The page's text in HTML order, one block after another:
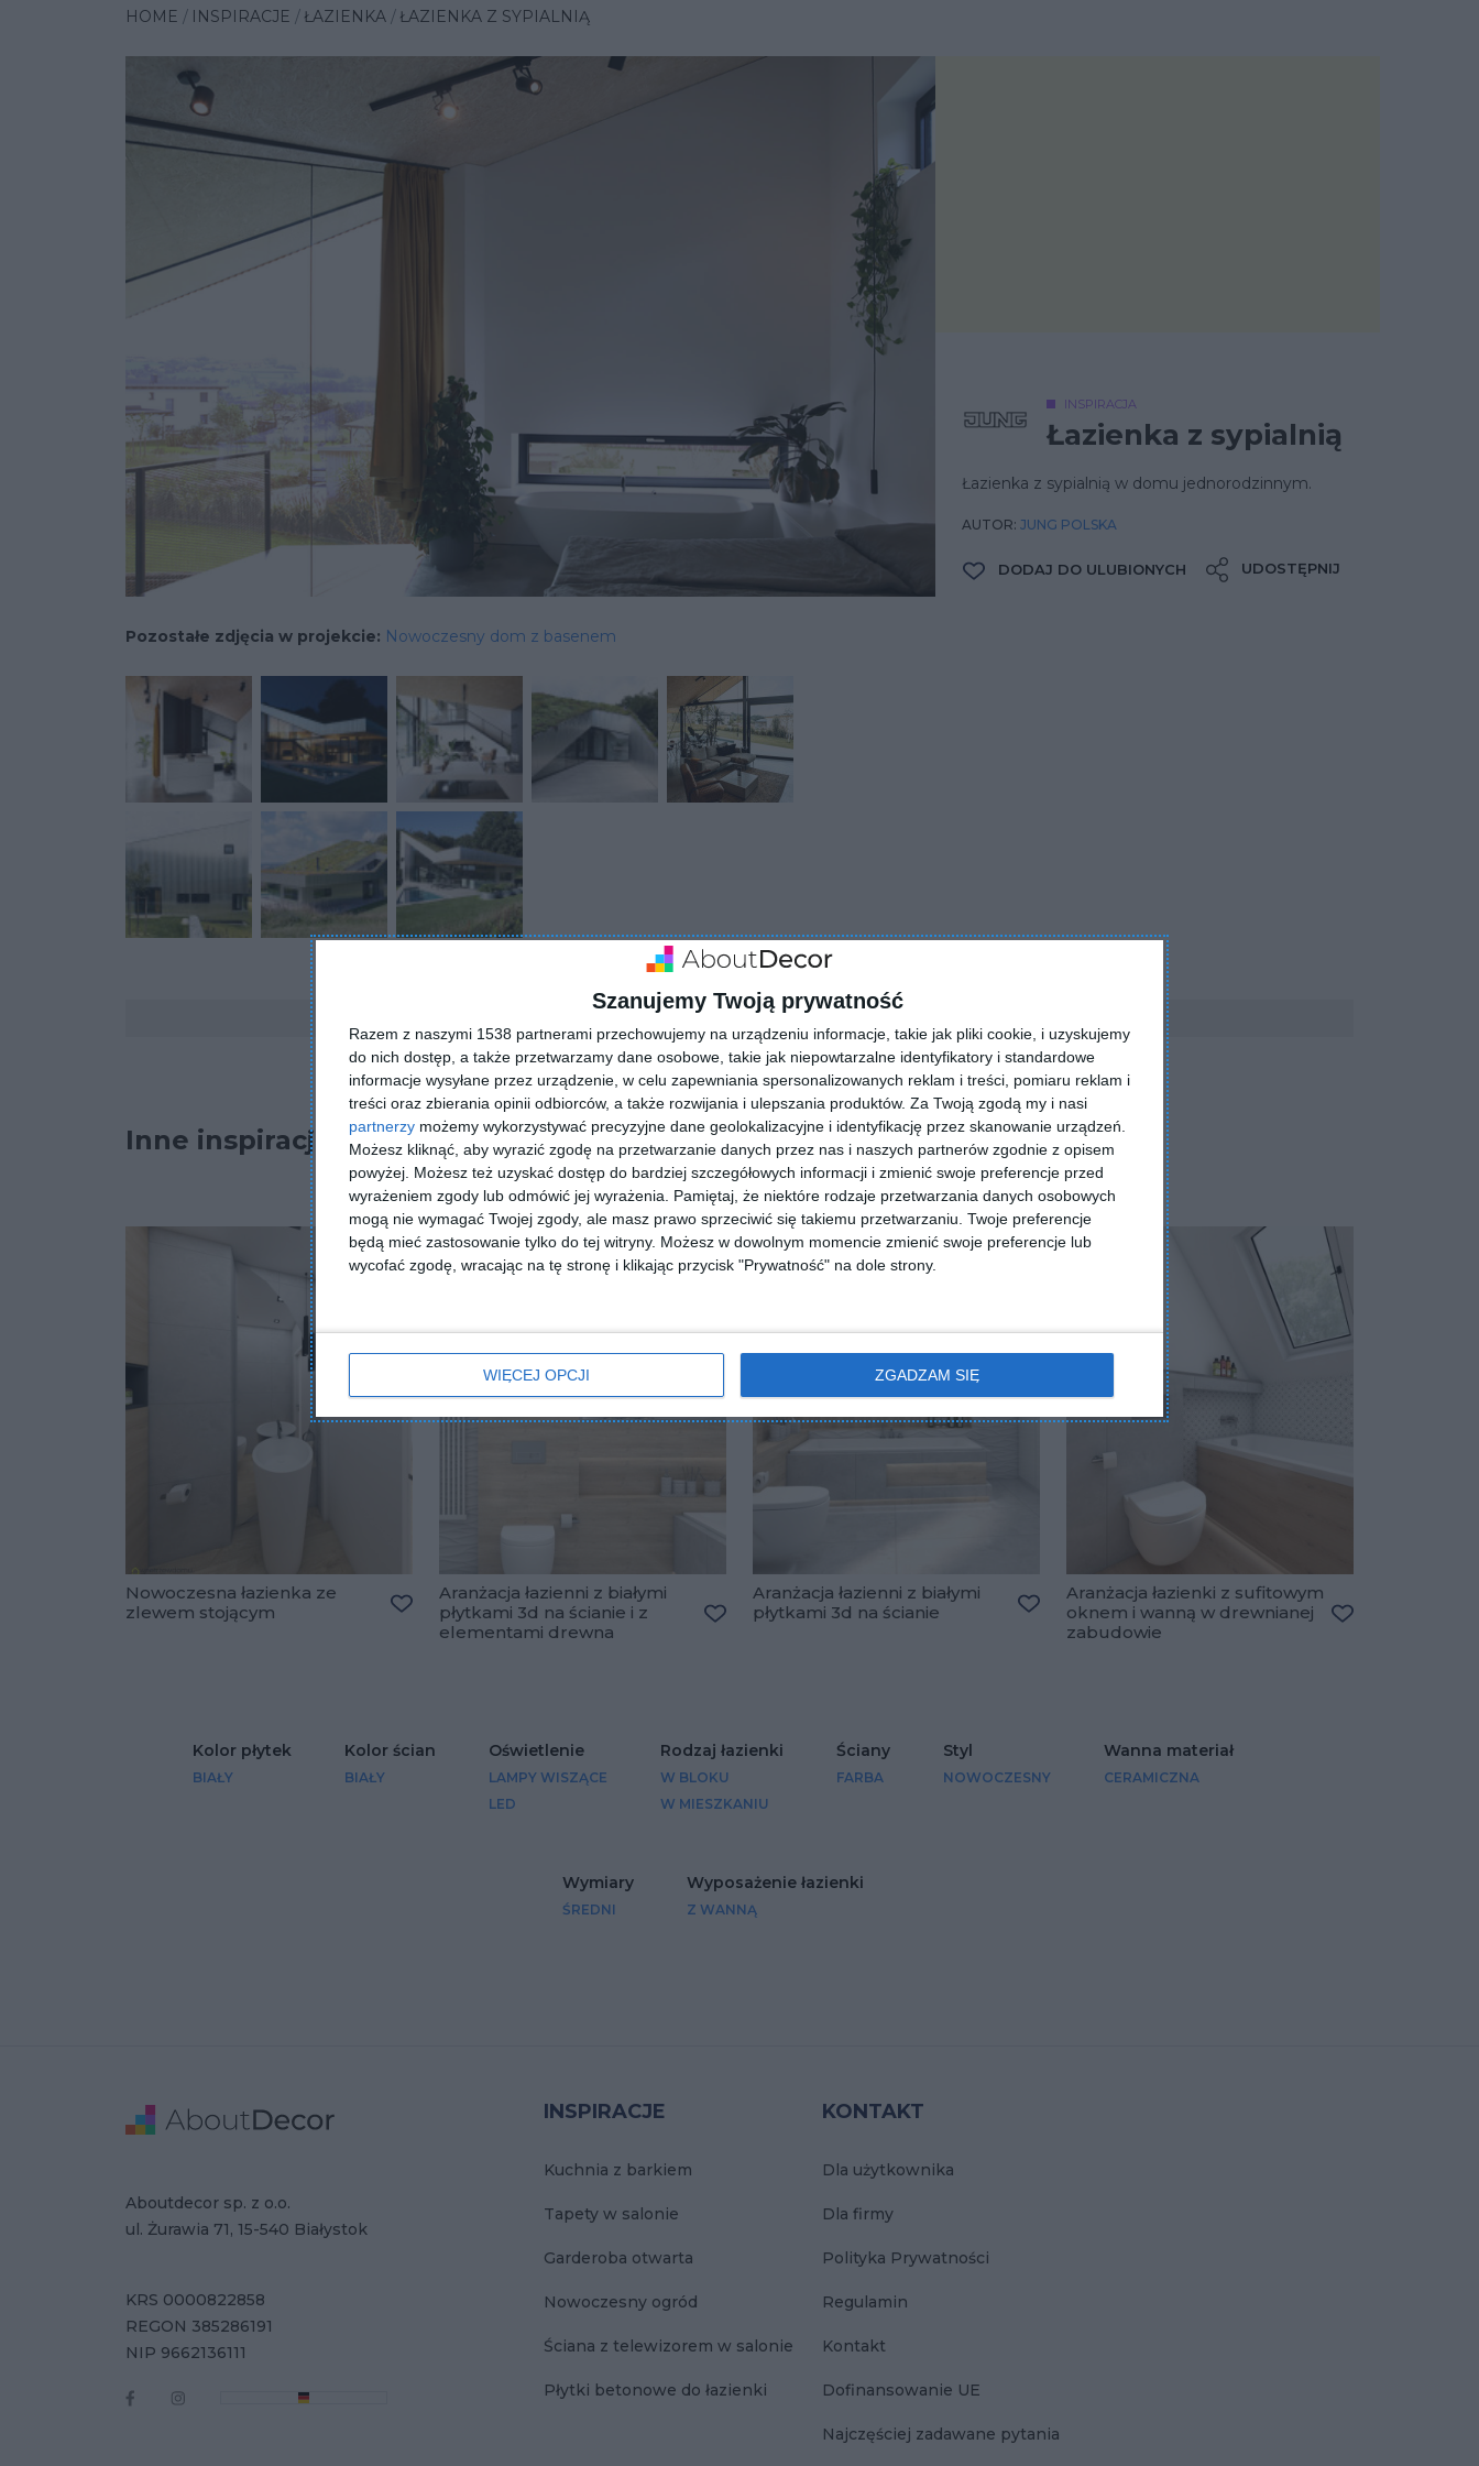
Szanujemy Twoją prywatność
Razem z naszymi 1538 partnerami przechowujemy na urządzeniu informacje, takie jak pliki cookie, i uzyskujemy
do nich dostęp, a także przetwarzamy dane osobowe, takie jak niepowtarzalne identyfikatory i standardowe
informacje wysyłane przez urządzenie, w celu zapewniania spersonalizowanych reklam i treści, pomiaru reklam i
treści oraz zbierania opinii odbiorców, a także rozwijania i ulepszania produktów. Za Twoją zgodą my i nasi
partnerzy możemy wykorzystywać precyzyjne dane geolokalizacyjne i identyfikację przez skanowanie urządzeń.
Możesz kliknąć, aby wyrazić zgodę na przetwarzanie danych przez nas i naszych partnerów zgodnie z opisem
powyżej. Możesz też uzyskać dostęp do bardziej szczegółowych informacji i zmienić swoje preferencje przed
wyrażeniem zgody lub odmówić jej wyrażenia.
Pamiętaj, że niektóre rodzaje przetwarzania danych osobowych
mogą nie wymagać Twojej zgody, ale masz prawo sprzeciwić się takiemu przetwarzaniu. Twoje preferencje
będą mieć zastosowanie tylko do tej witryny. Możesz w dowolnym momencie zmienić swoje preferencje lub
wycofać zgodę, wracając na tę stronę i klikając przycisk "Prywatność" na dole strony.
WIĘCEJ OPCJI ZGADZAM SIĘ
HOME INSPIRACJE ŁAZIENKA ŁAZIENKA Z SYPIALNIĄ
INSPIRACJA
Łazienka z sypialnią
Łazienka z sypialnią w domu jednorodzinnym.
AUTOR: JUNG POLSKA
DODAJ DO ULUBIONYCH UDOSTĘPNIJ
Pozostałe zdjęcia w projekcie: Nowoczesny dom z basenem
ZADAJ PYTANIE
Inne inspiracje
Nowoczesna łazienka ze
zlewem stojącym
Dodaj do ulubionych
Aranżacja łazienni z białymi
płytkami 3d na ścianie i z
elementami drewna
Aranżacja łazienni z białymi
płytkami 3d na ścianie
Dodaj do ulubionych
Aranżacja łazienki z sufitowym
oknem i wanną w drewnianej
zabudowie
Kolor płytek
BIAŁY
Kolor ścian
BIAŁY
Oświetlenie
LAMPY WISZĄCE
LED
Rodzaj łazienki
W BLOKU
W MIESZKANIU
Ściany
FARBA
Styl
NOWOCZESNY
Wanna materiał
CERAMICZNA
Wymiary
ŚREDNI
Wyposażenie łazienki
Z WANNĄ
INSPIRACJE
Kuchnia z barkiem
Tapety w salonie
Garderoba otwarta
Nowoczesny ogród
Ściana z telewizorem w salonie
Płytki betonowe do łazienki
KONTAKT
Dla użytkownika
Dla firmy
Polityka Prywatności
Regulamin
Kontakt
Dofinansowanie UE
Najczęściej zadawane pytania
Adres
Aboutdecor sp. z o.o.
ul. Żurawia 71, 15-540 Białystok
Dane Firmy
KRS 0000822858
REGON 385286191
NIP 9662136111